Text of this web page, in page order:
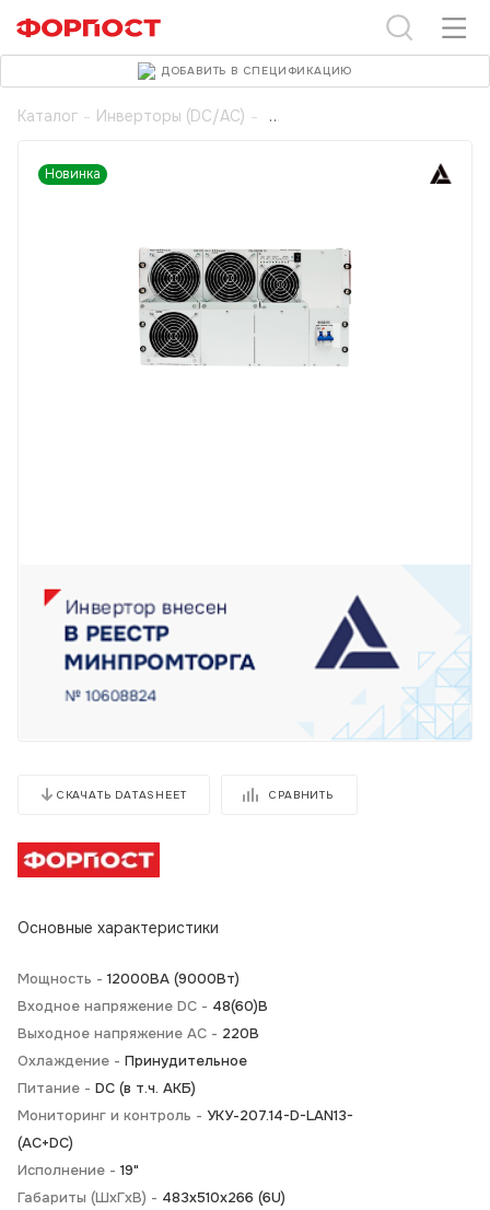
Каталог - Инверторы (DC/AC) -
Новинка
СКАЧАТЬ DATASHEET СРАВНИТЬ
Основные характеристики
Мощность - 12000BA (9000Вт)
Входное напряжение DC - 48(60)В
Выходное напряжение AC - 220В
Охлаждение - Принудительное
Питание - DC (в т.ч. АКБ)
Мониторинг и контроль - УКУ-207.14-D-LAN13-
(AC+DC)
Исполнение - 19"
Габариты (ШхГхВ) - 483х510х266 (6U)
ДОБАВИТЬ В СПЕЦИФИКАЦИЮ